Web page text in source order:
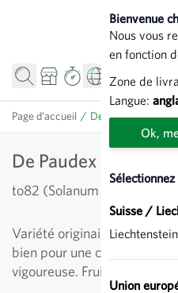
Bienvenue
Nous vous
en fonction
Zone de
Langue:
Ok,
Suisse /
Liechtenstein
Union
Page d’accueil / De Paudex -
De Paudex - Tomate
to82 (Solanum lycopersicum)
Variété originaire de la
bien pour une culture sous
vigoureuse. Fruits rouges et